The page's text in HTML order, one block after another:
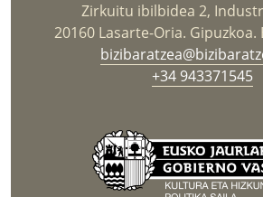
Zirkuitu ibilbidea 2,
20160 Lasarte-Oria. Gipuzkoa.
+34 943371545